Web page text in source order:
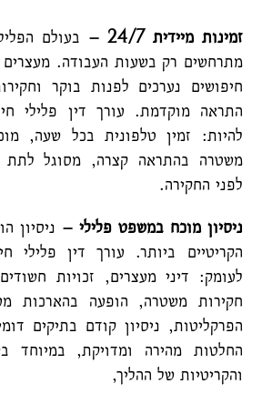
זמינות מיידית 24/7 – בעולם
מתרחשים רק בשעות העבודה.
חיפושים נערכים לפנות בוקר
התראה מוקדמת. עורך דין פלילי
להיות: זמין טלפונית בכל שעה,
משטרה בהתראה קצרה, מסוגל לתת
לפני החקירה.
ניסיון מוכח במשפט פלילי – ניסיון
הקריטיים ביותר. עורך דין פלילי
לעומק: דיני מעצרים, זכויות
חקירות משטרה, הופעה בהארכות
הפרקליטות, ניסיון קודם בתיקים
החלטות מהירה ומדויקת, במיוחד
והקריטיות של ההליך,